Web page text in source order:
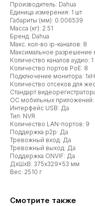
Производитель: Dahua
Единица измерения: 1 шт
Габариты (мм): 0.006539
Масса (кг): 2.51
Бренд: Dahua
Макс. кол-во ip-каналов: 8
Максимальное разрешение
Количество каналов аудио: 1
Количество портов PoE: 8
Подключение монитора:
Количество отсеков для
Стандарт
ОС мобильных приложений:
Интерфейс USB: Да
Тип: NVR
Количество LAN-портов: 9
Поддержка p2p: Да
Тревожный вход: Да
Тревожный выход: Да
Поддержка ONVIF: Да
ДxШxВ: 375x329x53 мм
Вес: 2510 г
Смотрите также